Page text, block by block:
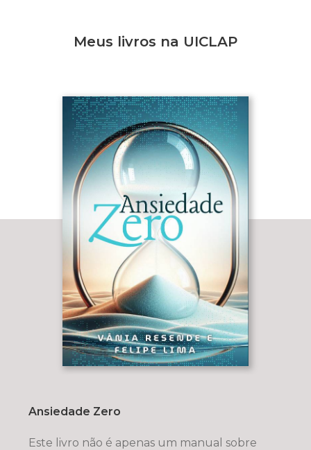
Meus livros na UICLAP
Ansiedade Zero
Este livro não é apenas um manual sobre